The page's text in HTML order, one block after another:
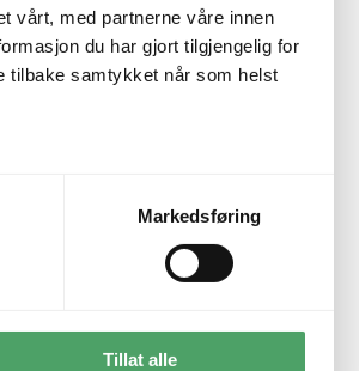
vårt, med partnerne våre innen
du har gjort tilgjengelig for
tilbake samtykket når som helst
Markedsføring
Tillat alle